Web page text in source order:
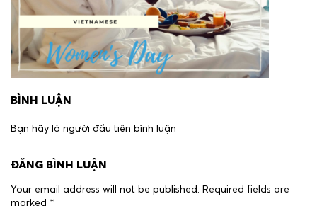
BÌNH LUẬN
Bạn hãy là người đầu tiên bình luận
ĐĂNG BÌNH LUẬN
Your email address will not be published. Required fields are
marked *